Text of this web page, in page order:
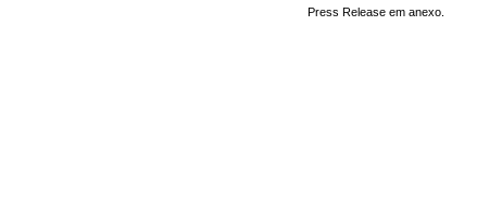
Press Release em anexo.